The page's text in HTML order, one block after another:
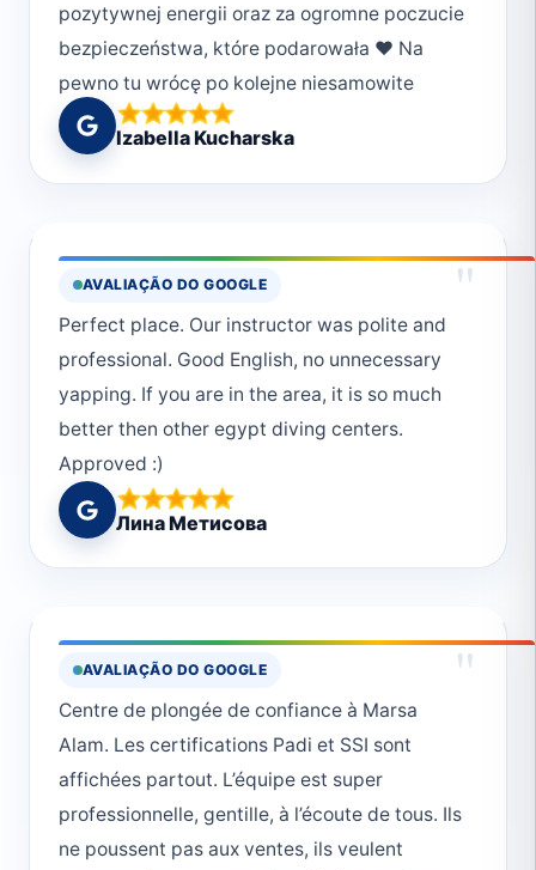
pozytywnej energii oraz za ogromne poczucie
bezpieczeństwa, które podarowała ❤️ Na
pewno tu wrócę po kolejne niesamowite
wspomnienia 😎
Izabella Kucharska
AVALIAÇÃO DO GOOGLE "
Perfect place. Our instructor was polite and
professional. Good English, no unnecessary
yapping. If you are in the area, it is so much
better then other egypt diving centers.
Approved :)
Лина Метисова
AVALIAÇÃO DO GOOGLE "
Centre de plongée de confiance à Marsa
Alam. Les certifications Padi et SSI sont
affichées partout. L’équipe est super
professionnelle, gentille, à l’écoute de tous. Ils
ne poussent pas aux ventes, ils veulent